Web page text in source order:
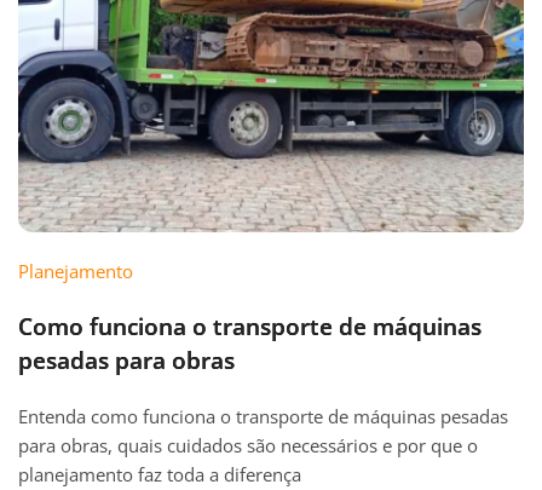
Planejamento
Como funciona o transporte de máquinas
pesadas para obras
Entenda como funciona o transporte de máquinas pesadas
para obras, quais cuidados são necessários e por que o
planejamento faz toda a diferença